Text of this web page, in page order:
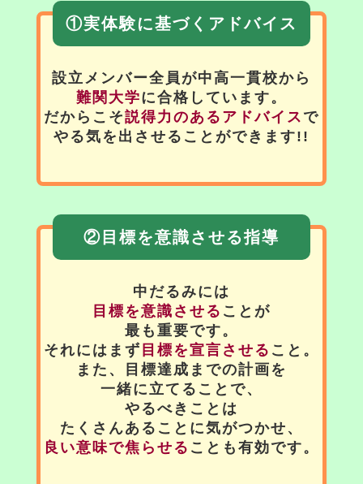
①実体験に基づくアドバイス
設立メンバー全員が中高一貫校から
難関大学に合格しています。
だからこそ説得力のあるアドバイス で
やる気を出させることができます!!
②目標を意識させる指導
中だるみには
目標を意識させる ことが
最も重要です。
それにはまず 目標を宣言させる こと。
また、目標達成までの計画を
一緒に立てることで、
やるべきことは
たくさんあることに気がつかせ、
良い意味で焦らせる ことも有効です。